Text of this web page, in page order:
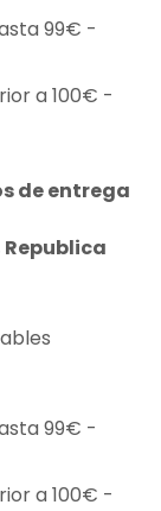
99€ -
a 100€ -
de entrega
99€ -
a 100€ -